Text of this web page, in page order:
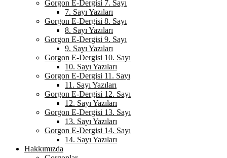
Gorgon E-Dergisi 7. Sayı
7. Sayı Yazıları
Gorgon E-Dergisi 8. Sayı
8. Sayı Yazıları
Gorgon E-Dergisi 9. Sayı
9. Sayı Yazıları
Gorgon E-Dergisi 10. Sayı
10. Sayı Yazıları
Gorgon E-Dergisi 11. Sayı
11. Sayı Yazıları
Gorgon E-Dergisi 12. Sayı
12. Sayı Yazıları
Gorgon E-Dergisi 13. Sayı
13. Sayı Yazıları
Gorgon E-Dergisi 14. Sayı
14. Sayı Yazıları
Hakkımızda